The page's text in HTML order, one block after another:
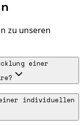
zu unseren
einer
individuellen